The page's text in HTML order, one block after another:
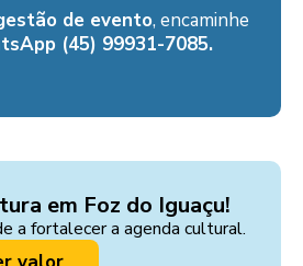
de evento, encaminhe
(45) 99931-7085.
em Foz do Iguaçu!
a fortalecer a agenda cultural.